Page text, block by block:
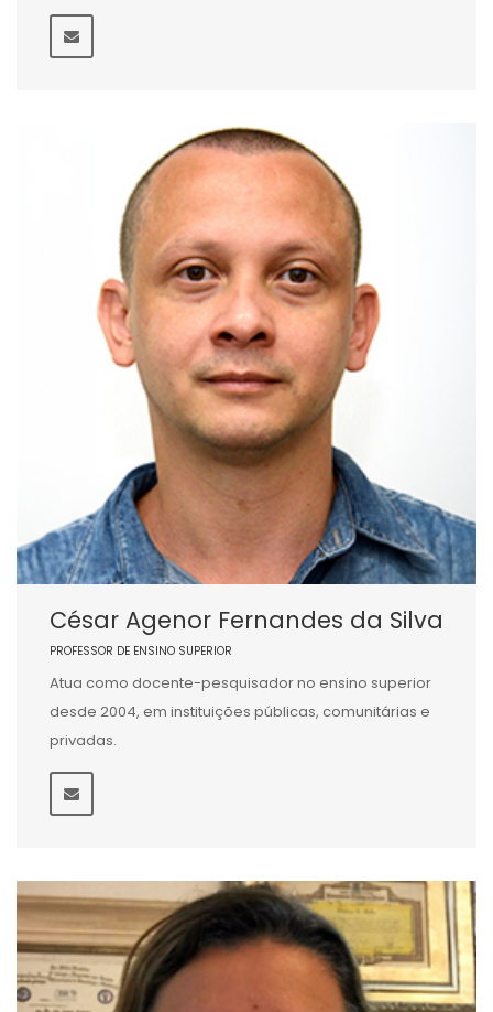
César Agenor Fernandes da Silva
PROFESSOR DE ENSINO SUPERIOR
Atua como docente-pesquisador no ensino superior
desde 2004, em instituições públicas, comunitárias e
privadas.